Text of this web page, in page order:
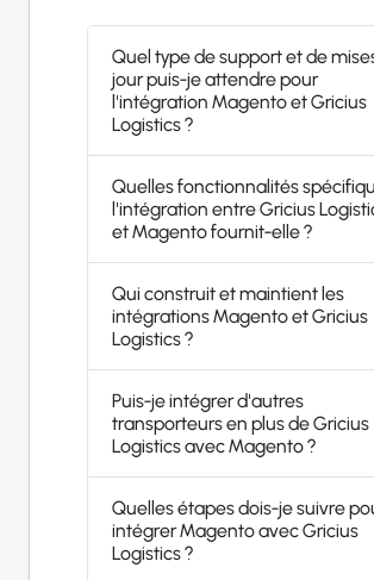
Quel type de support et de
jour puis-je attendre pour
l'intégration Magento et Gricius
Logistics ?
Quelles fonctionnalités
l'intégration entre Gricius
et Magento fournit-elle ?
Qui construit et maintient les
intégrations Magento et Gricius
Logistics ?
Puis-je intégrer d'autres
transporteurs en plus de Gricius
Logistics avec Magento ?
Quelles étapes dois-je suivre
intégrer Magento avec Gricius
Logistics ?